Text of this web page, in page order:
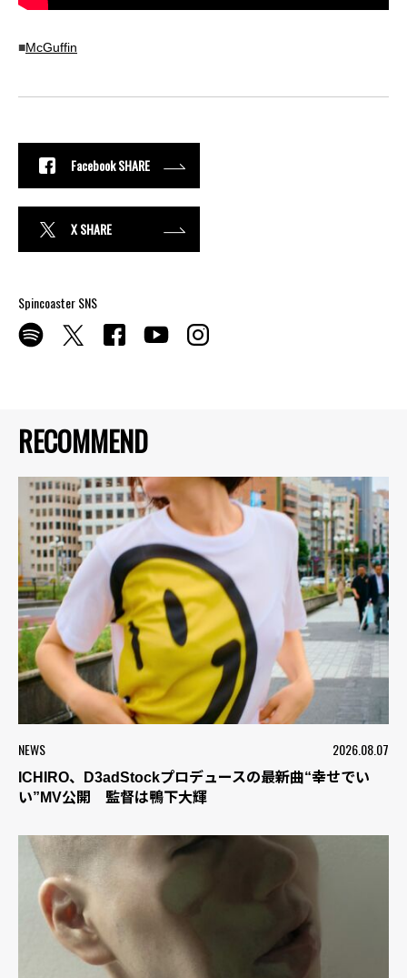
RECOMMEND
NEWS 2026.08.07
ICHIRO、D3adStockプロデュースの最新曲“幸せでい
い”MV公開 監督は鴨下大輝
■McGuffin
Facebook SHARE
X SHARE
Spincoaster SNS